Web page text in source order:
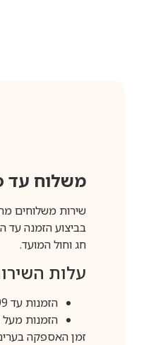
משלוח עד פתח
שירות משלוחים מהיר
חג וחול המועד.
עלות
הזמנות עד 399 ש״ח עלות 20 שקלים
הזמנות מעל 400 ש"ח : 15 ש״ח
זמן האספקה בערים לא